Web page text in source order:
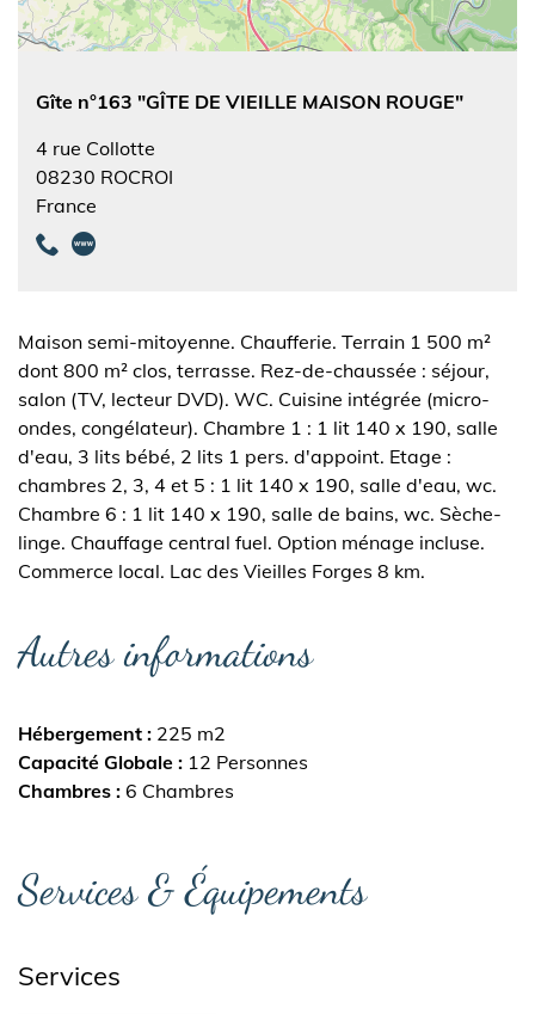
Gîte n°163 "GÎTE DE VIEILLE MAISON ROUGE"
4 rue Collotte
08230 ROCROI
France
Maison semi-mitoyenne. Chaufferie. Terrain 1 500 m²
dont 800 m² clos, terrasse. Rez-de-chaussée : séjour,
salon (TV, lecteur DVD). WC. Cuisine intégrée (micro-
ondes, congélateur). Chambre 1 : 1 lit 140 x 190, salle
d'eau, 3 lits bébé, 2 lits 1 pers. d'appoint. Etage :
chambres 2, 3, 4 et 5 : 1 lit 140 x 190, salle d'eau, wc.
Chambre 6 : 1 lit 140 x 190, salle de bains, wc. Sèche-
linge. Chauffage central fuel. Option ménage incluse.
Commerce local. Lac des Vieilles Forges 8 km.
Autres informations
Hébergement
225 m2
Capacité Globale
12 Personnes
Chambres 6 Chambres
Services & Équipements
Services